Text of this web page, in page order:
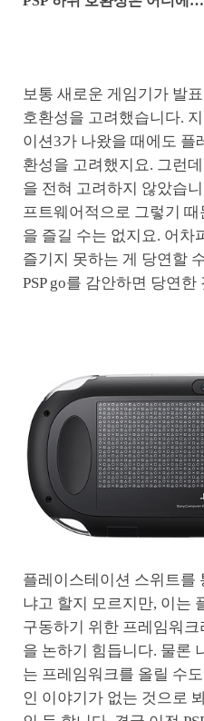
보통 새로운 게임기가 발
호환성을 고려했습니다.
이션3가 나왔을 때에도 플
환성을 고려했지요. 그런
을 전혀 고려하지 않았습
프트웨어적으로 그렇기 때
을 즐길 수는 없지요. 어차
즐기지 못하는 게 당연할
PSP go를 감안하면 당연
플레이스테이션 스위트를
냐고 할지 모르지만, 이는
구동하기 위한 프레임워크
을 논하기 힘듭니다. 물론
는 프레임워크를 올릴 수
인 이야기가 없는 것으로